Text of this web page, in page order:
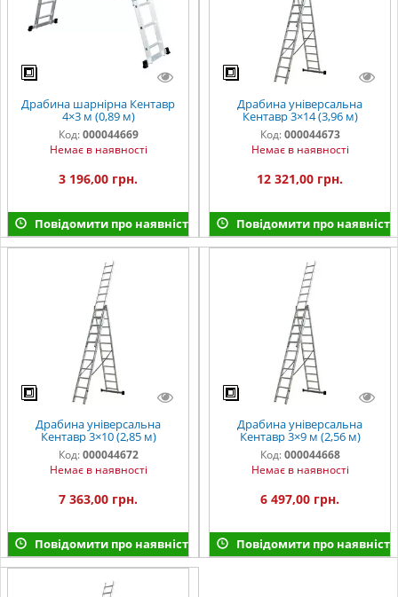
Драбина шарнірна Кентавр
4×3 м (0,89 м)
Код: 000044669
Немає в наявності
3 196,00 грн.
Повідомити про наявність
Драбина універсальна
Кентавр 3×14 (3,96 м)
Код: 000044673
Немає в наявності
12 321,00 грн.
Повідомити про наявність
Драбина універсальна
Кентавр 3×10 (2,85 м)
Код: 000044672
Немає в наявності
7 363,00 грн.
Повідомити про наявність
Драбина універсальна
Кентавр 3×9 м (2,56 м)
Код: 000044668
Немає в наявності
6 497,00 грн.
Повідомити про наявність